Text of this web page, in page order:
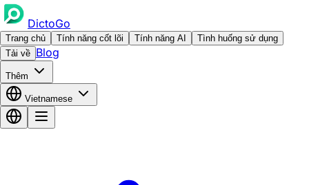
DictoGo
Trang chủ Tính năng cốt lõi Tính năng AI
Tình huống sử dụng
Tải về Blog
Thêm
Vietnamese